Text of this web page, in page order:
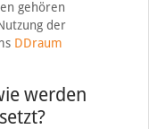
gehören
der
DDraum
werden